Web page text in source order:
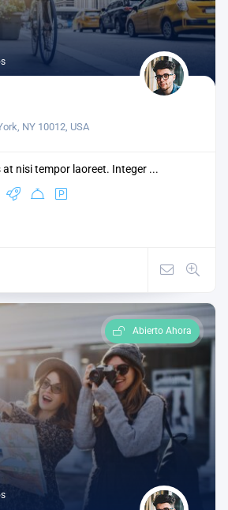
NY 10012, USA
nisi tempor laoreet. Integer ...
Abierto Ahora